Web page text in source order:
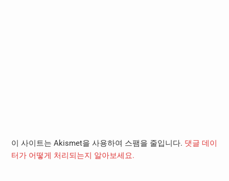
이 사이트는 Akismet을 사용하여 스팸을 줄입니다. 댓글 데이
터가 어떻게 처리되는지 알아보세요.